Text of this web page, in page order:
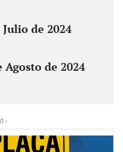
de 2024
Agosto de 2024
-